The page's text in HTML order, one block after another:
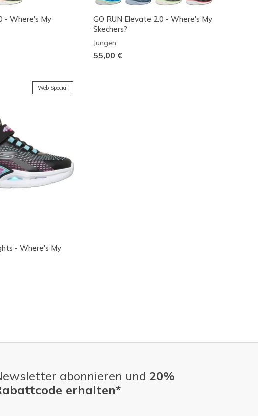
- Where's My
GO RUN Elevate 2.0 - Where's My
Skechers?
Jungen
55,00 €
Web Special
- Where's My
abonnieren und 20%
erhalten*